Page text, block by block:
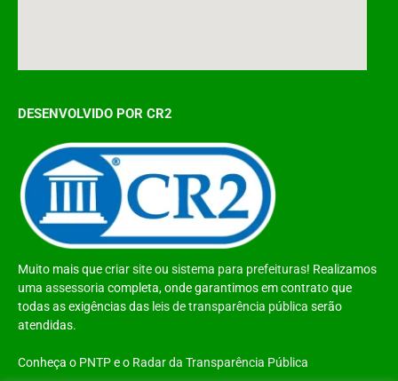
DESENVOLVIDO POR CR2
Muito mais quecriar siteou sistema para prefeituras! Realizamos
uma assessoria completa, onde garantimos em contrato que
todas as exigências das leis de transparência pública serão
atendidas.
Conheça o PNTPe o Radar da Transparência Pública